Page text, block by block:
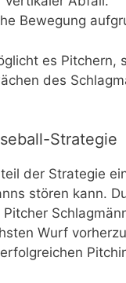
Bewegung
es Pitchern,
des
Strategie
der Strategie
stören kann.
Wurf